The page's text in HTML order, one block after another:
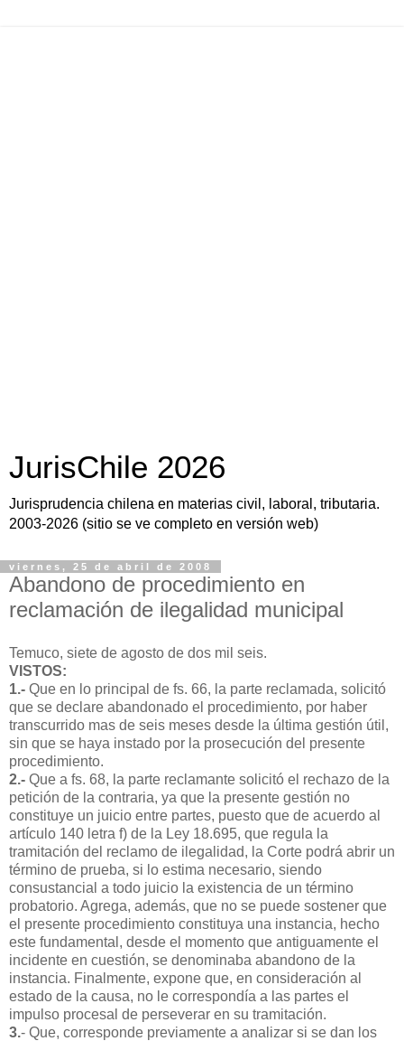
JurisChile 2026
Jurisprudencia chilena en materias civil, laboral, tributaria.
2003-2026 (sitio se ve completo en versión web)
viernes, 25 de abril de 2008
Abandono de procedimiento en
reclamación de ilegalidad municipal
Temuco, siete de agosto de dos mil seis.
VISTOS:
1.- Que en lo principal de fs. 66, la parte reclamada, solicitó
que se declare abandonado el procedimiento, por haber
transcurrido mas de seis meses desde la última gestión útil,
sin que se haya instado por la prosecución del presente
procedimiento.
2.- Que a fs. 68, la parte reclamante solicitó el rechazo de la
petición de la contraria, ya que la presente gestión no
constituye un juicio entre partes, puesto que de acuerdo al
artículo 140 letra f) de la Ley 18.695, que regula la
tramitación del reclamo de ilegalidad, la Corte podrá abrir un
término de prueba, si lo estima necesario, siendo
consustancial a todo juicio la existencia de un término
probatorio. Agrega, además, que no se puede sostener que
el presente procedimiento constituya una instancia, hecho
este fundamental, desde el momento que antiguamente el
incidente en cuestión, se denominaba abandono de la
instancia. Finalmente, expone que, en consideración al
estado de la causa, no le correspondía a las partes el
impulso procesal de perseverar en su tramitación.
3.- Que, corresponde previamente a analizar si se dan los